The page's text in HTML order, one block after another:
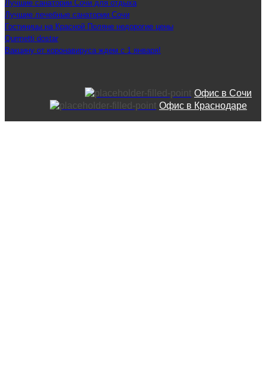
Лучшие санатории Сочи для отдыха
Лучшие лечебные санатории Сочи
Гостиницы на Красной Поляне недорогие цены
Qurmetti dostar
Вакцину от коронавируса ждем с 1 января!
Офис в Сочи
Офис в Краснодаре